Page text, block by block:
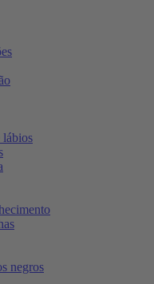
lábios
negros